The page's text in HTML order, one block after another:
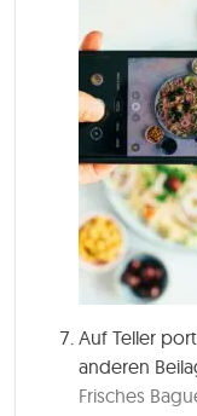
Auf Teller
anderen
Frisches